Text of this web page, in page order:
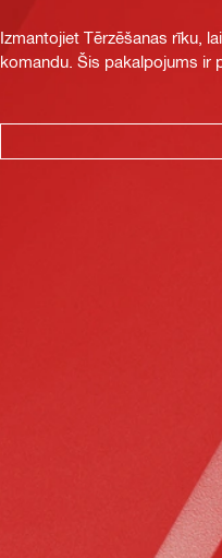
Izmantojiet Tērzēšanas rīku,
komandu. Šis pakalpojums ir